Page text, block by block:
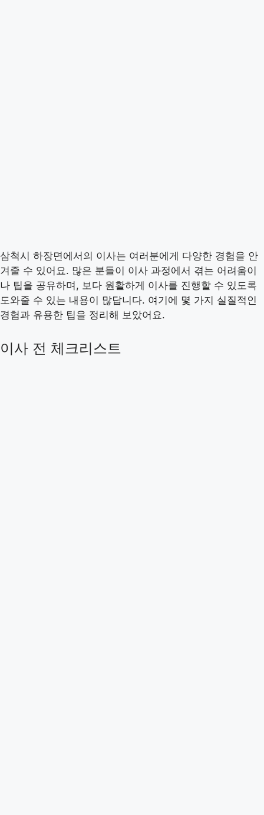
삼척시 하장면에서의 이사는 여러분에게 다양한 경험을 안
겨줄 수 있어요. 많은 분들이 이사 과정에서 겪는 어려움이
나 팁을 공유하며, 보다 원활하게 이사를 진행할 수 있도록
도와줄 수 있는 내용이 많답니다. 여기에 몇 가지 실질적인
경험과 유용한 팁을 정리해 보았어요.
이사 전 체크리스트